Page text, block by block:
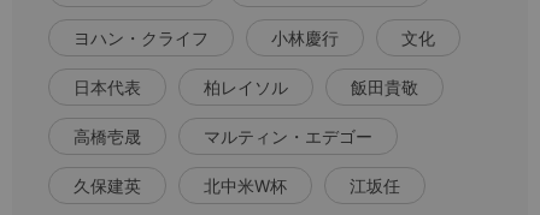
ヨハン・クライフ 小林慶行 文化
日本代表 柏レイソル 飯田貴敬
高橋壱晟 マルティン・エデゴー
久保建英 北中米W杯 江坂任